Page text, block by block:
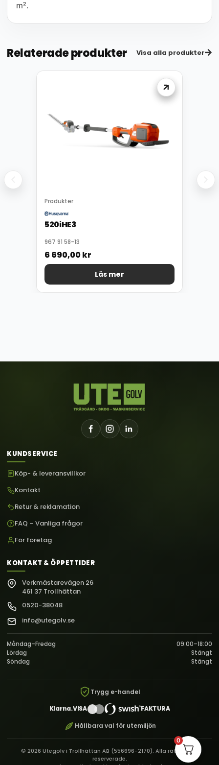
m².
Relaterade produkter Visa alla produkter
Produkter
520iHE3
967 91 58-13
6 690,00kr
Läs mer
KUNDSERVICE
Köp- & leveransvillkor
Kontakt
Retur & reklamation
FAQ – Vanliga frågor
För företag
KONTAKT & ÖPPETTIDER
Verkmästarevägen 26
461 37 Trollhättan
0520-38048
info@utegolv.se
Måndag–Fredag
09:00–18:00
Lördag
Stängt
Söndag
Stängt
Trygg e-handel
Klarna.VISA FAKTURA
Hållbara val för utemiljön
© 2026 Utegolv i Trollhättan AB (556696-2170). Alla rättigheter
reserverade.
0